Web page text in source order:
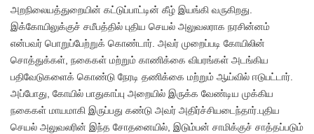
அறநிலையத்துறையின் கட்டுப்பாட்டின் கீழ் இயங்கி வருகிறது.
இக்கோயிலுக்குச் சமீபத்தில் புதிய செயல் அலுவலராக நரசின்னம்
என்பவர் பொறுப்பேற்றுக் கொண்டார். அவர் முறைப்படி கோயிலின்
சொத்துக்கள், நகைகள் மற்றும் காணிக்கை விபரங்கள் அடங்கிய
பதிவேடுகளைக் கொண்டு நேரடி தணிக்கை மற்றும் ஆய்வில் ஈடுபட்டார்.
அப்போது, கோயில் பாதுகாப்பு அறையில் இருக்க வேண்டிய முக்கிய
நகைகள் மாயமாகி இருப்பது கண்டு அவர் அதிர்ச்சியடைந்தார்.புதிய
செயல் அலுவலரின் இந்த சோதனையில், இடும்பன் சாமிக்குச் சாத்தப்படும்